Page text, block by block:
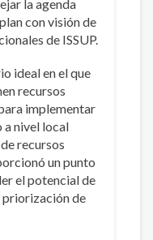
la agenda
con visión de
de ISSUP.
ideal en el que
recursos
implementar
nivel local
recursos
un punto
el potencial de
priorización de